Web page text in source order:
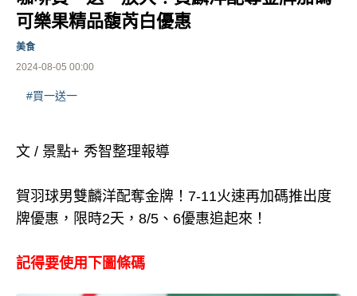
可樂果精品馥芮白優惠
2024-08-05 00:00
美食
#買一送一
文 / 景點+ 秀智整理報導
賀羽球男雙麟洋配奪金牌！7-11火速再加碼推出度
牌優惠，限時2天，8/5、6優惠追起來！
記得要使用下圖條碼